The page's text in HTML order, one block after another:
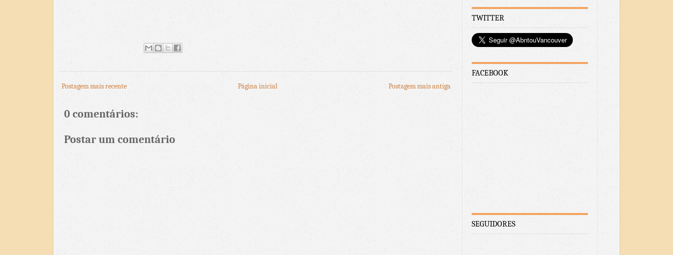
Postagem mais recente Postagem mais antiga
Página inicial
0 comentários:
Postar um comentário
TWITTER
FACEBOOK
SEGUIDORES